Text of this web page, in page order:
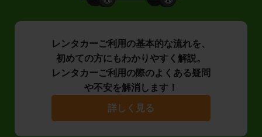
レンタカーご利用の基本的な流れを、
初めての方にもわかりやすく解説。
レンタカーご利用の際のよくある疑問
や不安を解消します！
詳しく見る